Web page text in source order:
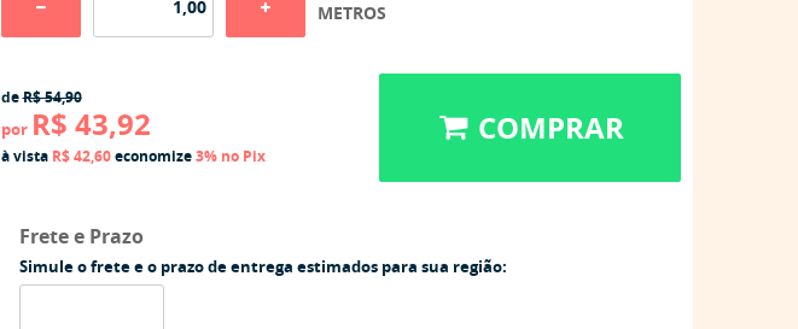
METROS
deR$ 54,90
por R$ 43,92
à vista R$ 42,60economize3% no Pix
COMPRAR
Frete e Prazo
Simule o frete e o prazo de entrega estimados para sua região: